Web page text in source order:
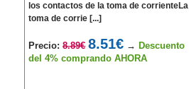
los contactos de la toma de corrienteLa
toma de corrie [...]
Precio:8.89€ 8.51€ → Descuento
del 4% comprando AHORA